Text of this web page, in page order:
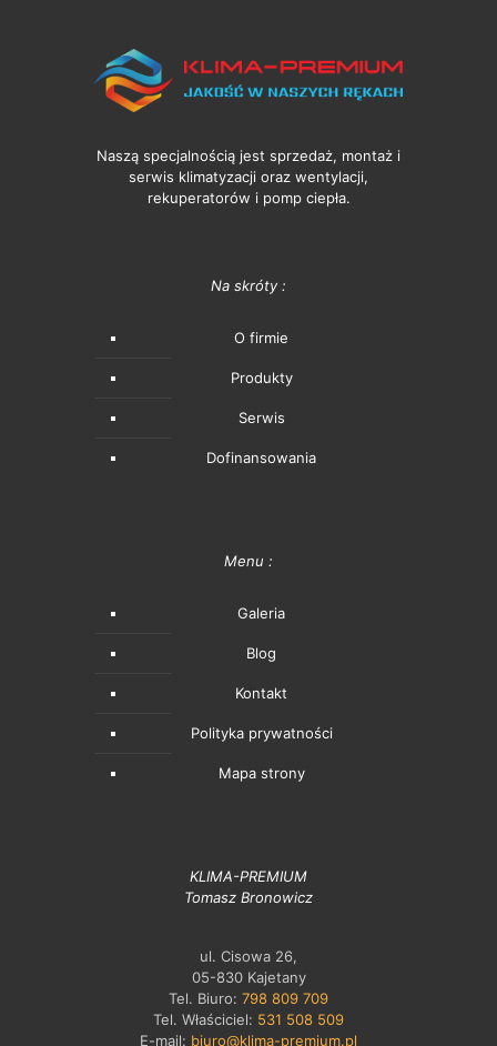
Naszą specjalnością jest sprzedaż, montaż i
serwis klimatyzacji oraz wentylacji,
rekuperatorów i pomp ciepła.
Na skróty :
O firmie
Produkty
Serwis
Dofinansowania
Menu :
Galeria
Blog
Kontakt
Polityka prywatności
Mapa strony
KLIMA-PREMIUM
Tomasz Bronowicz
ul. Cisowa 26,
05-830 Kajetany
Tel. Biuro: 798 809 709
Tel. Właściciel: 531 508 509
E-mail: biuro@klima-premium.pl